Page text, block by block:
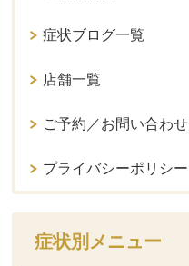
症状ブログ一覧
店舗一覧
ご予約／お問い合わせ
プライバシーポリシー
症状別メニュー